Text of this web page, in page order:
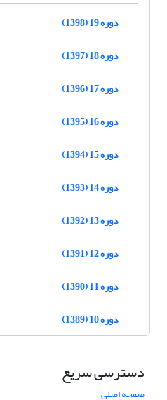
دوره 19 (1398)
دوره 18 (1397)
دوره 17 (1396)
دوره 16 (1395)
دوره 15 (1394)
دوره 14 (1393)
دوره 13 (1392)
دوره 12 (1391)
دوره 11 (1390)
دوره 10 (1389)
دسترسی سریع
صفحه اصلی